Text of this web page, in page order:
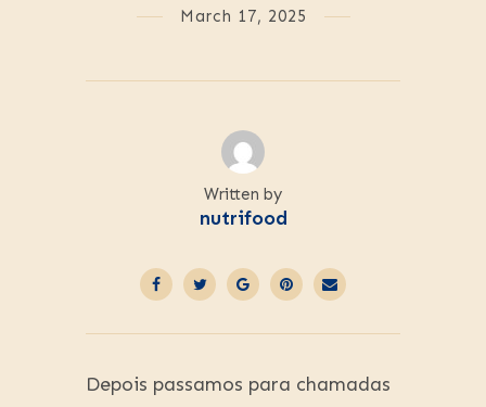
March 17, 2025
Written by
nutrifood
Depois passamos para chamadas